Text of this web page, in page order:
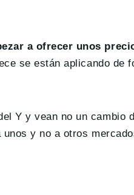
a ofrecer unos
se están aplicando de
Y y vean no un cambio
y no a otros